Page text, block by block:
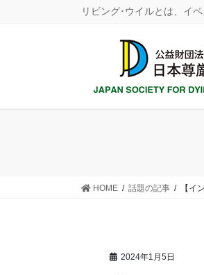
リビング･ウイルとは、イ
HOME 話題の記事 【イ
2024年1月5日